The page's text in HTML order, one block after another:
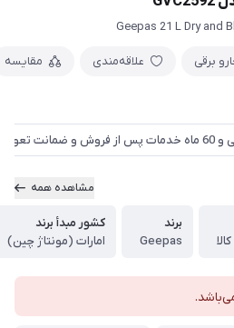
Geepas 21 L Dry and
برقی علاقه‌مندی مقایسه
مشاهده همه
برند
Geepas
کشور مبدأ برند
امارات (مونتاژ چین)